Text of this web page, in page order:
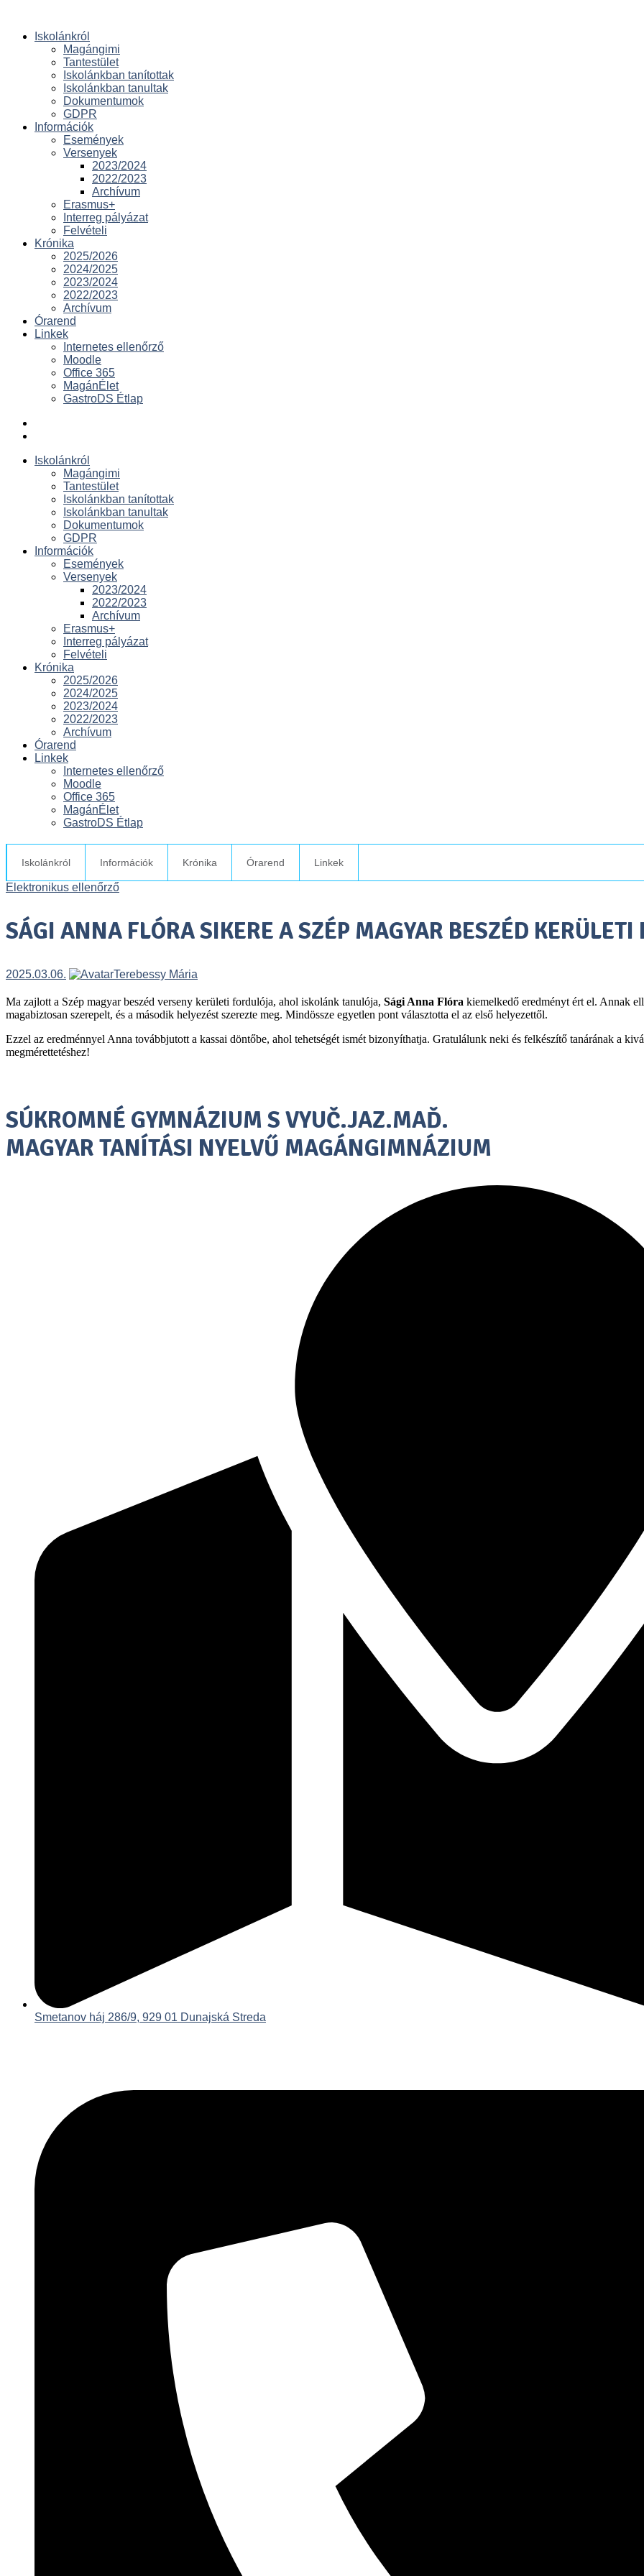
Iskolánkról
Magángimi
Tantestület
Iskolánkban tanítottak
Iskolánkban tanultak
Dokumentumok
GDPR
Információk
Események
Versenyek
2023/2024
2022/2023
Archívum
Erasmus+
Interreg pályázat
Felvételi
Krónika
2025/2026
2024/2025
2023/2024
2022/2023
Archívum
Órarend
Linkek
Internetes ellenőrző
Moodle
Office 365
MagánÉlet
GastroDS Étlap
Iskolánkról
Magángimi
Tantestület
Iskolánkban tanítottak
Iskolánkban tanultak
Dokumentumok
GDPR
Információk
Események
Versenyek
2023/2024
2022/2023
Archívum
Erasmus+
Interreg pályázat
Felvételi
Krónika
2025/2026
2024/2025
2023/2024
2022/2023
Archívum
Órarend
Linkek
Internetes ellenőrző
Moodle
Office 365
MagánÉlet
GastroDS Étlap
Iskolánkról Információk Krónika Órarend Linkek
Elektronikus ellenőrző
SÁGI ANNA FLÓRA SIKERE A SZÉP MAGYAR BESZÉD KERÜLETI
2025.03.06. Terebessy Mária
Ma zajlott a Szép magyar beszéd verseny kerületi fordulója, ahol iskolánk tanulója, Sági Anna Flóra kiemelkedő eredményt ért el. Annak
magabiztosan szerepelt, és a második helyezést szerezte meg. Mindössze egyetlen pont választotta el az első helyezettől.
Ezzel az eredménnyel Anna továbbjutott a kassai döntőbe, ahol tehetségét ismét bizonyíthatja. Gratulálunk neki és felkészítő tanárának a
megmérettetéshez!
SÚKROMNÉ GYMNÁZIUM S VYUČ.JAZ.MAĎ.
MAGYAR TANÍTÁSI NYELVŰ MAGÁNGIMNÁZIUM
Smetanov háj 286/9, 929 01 Dunajská Streda